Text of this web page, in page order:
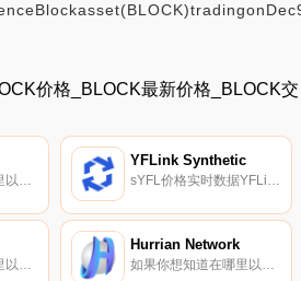
价格_BLOCK最新价格_BLOCK交
如果你想知道在哪里以当前价格购买Cykura,目前交易{Cykura]股票的顶级加密货币交易所是Gate.io、MEXC、Jupiter和Raydium。您可以在我们的加密货币交易所页面上找到其他列表.
YFLink Synthetic
sYFL价格实时数据YFLink Synthetic（sYFL）是一种加密货币,在以太坊平台上运行。YFLink Synthetic目前的供应量为5000000,其中0正在流通。最近已知的YFLink Synthetic价格为0.09994955美元,在过去24小时内上涨了7.96美元.
Hurrian Network